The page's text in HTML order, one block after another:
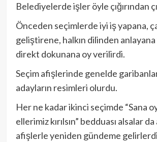
Belediyelerde işler öyle çığırından
Önceden seçimlerde iyi iş yapana,
geliştirene, halkın dilinden anlayana
direkt dokunana oy verilirdi.
Seçim afişlerinde genelde
adayların resimleri olurdu.
Her ne kadar ikinci seçimde “Sana
ellerimiz kırılsın” bedduası alsalar
afişlerle yeniden gündeme